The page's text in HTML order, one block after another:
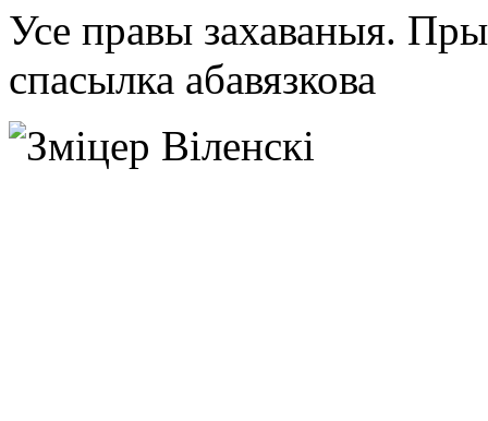
Усе правы захаваныя.
спасылка абавязкова